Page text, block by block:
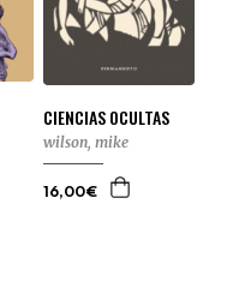
CIENCIAS OCULTAS
wilson, mike
16,00€